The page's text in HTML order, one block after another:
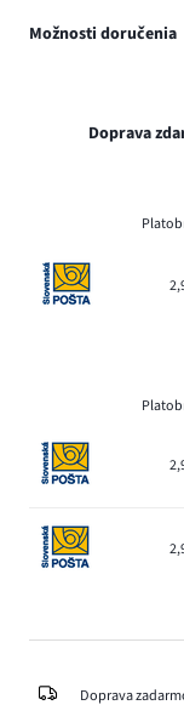
Možnosti doručenia
Doprava
Doprava